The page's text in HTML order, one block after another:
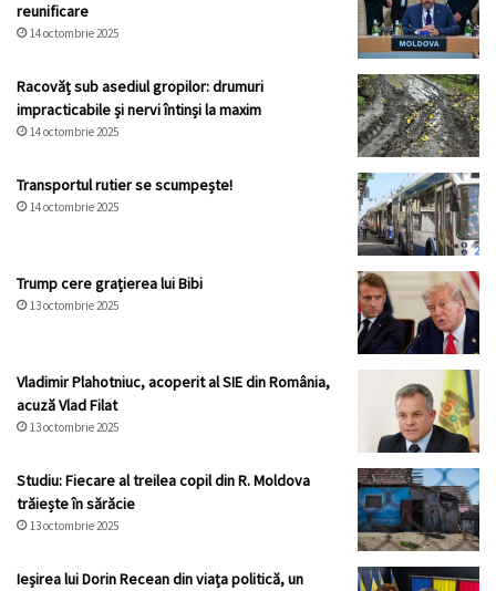
reunificare
14 octombrie 2025
Racovăț sub asediul gropilor: drumuri
impracticabile și nervi întinși la maxim
14 octombrie 2025
Transportul rutier se scumpește!
14 octombrie 2025
Trump cere grațierea lui Bibi
13 octombrie 2025
Vladimir Plahotniuc, acoperit al SIE din România,
acuză Vlad Filat
13 octombrie 2025
Studiu: Fiecare al treilea copil din R. Moldova
trăiește în sărăcie
13 octombrie 2025
Ieșirea lui Dorin Recean din viața politică, un